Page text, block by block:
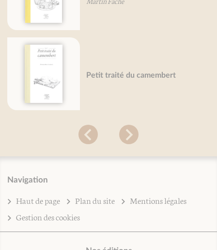
Petit traité du camembert
Navigation
Haut de page Plan du site
Mentions légales
Gestion des cookies